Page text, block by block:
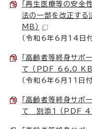
「再生医療等の安全
法の一部を改正する
MB）
（令和6年6月14日
「高齢者等終身サポ
て （PDF 66.0 KB
（令和6年6月11日付
「高齢者等終身サポ
て 別添1 （PDF